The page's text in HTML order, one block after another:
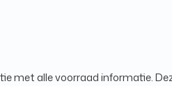
met alle voorraad informatie.